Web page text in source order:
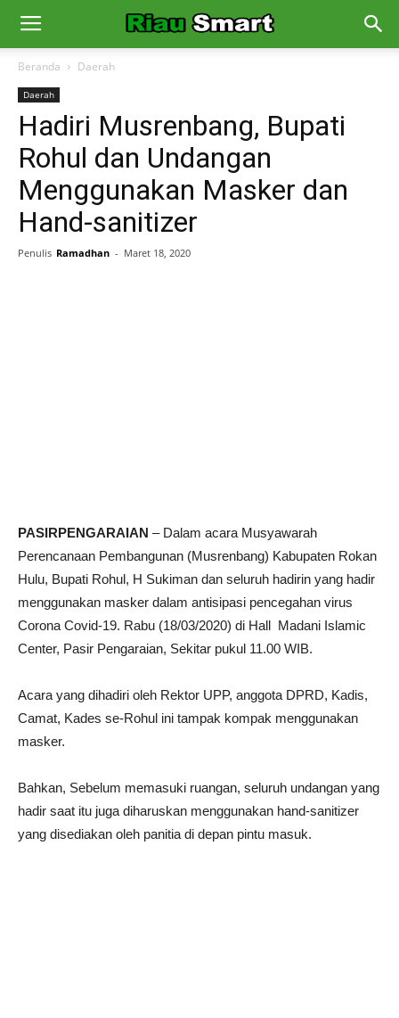
Beranda Daerah
Daerah
Hadiri Musrenbang, Bupati
Rohul dan Undangan
Menggunakan Masker dan
Hand-sanitizer
Penulis Ramadhan - Maret 18, 2020
PASIRPENGARAIAN – Dalam acara Musyawarah
Perencanaan Pembangunan (Musrenbang) Kabupaten Rokan
Hulu, Bupati Rohul, H Sukiman dan seluruh hadirin yang hadir
menggunakan masker dalam antisipasi pencegahan virus
Corona Covid-19. Rabu (18/03/2020) di Hall Madani Islamic
Center, Pasir Pengaraian, Sekitar pukul 11.00 WIB.
Acara yang dihadiri oleh Rektor UPP, anggota DPRD, Kadis,
Camat, Kades se-Rohul ini tampak kompak menggunakan
masker.
Bahkan, Sebelum memasuki ruangan, seluruh undangan yang
hadir saat itu juga diharuskan menggunakan hand-sanitizer
yang disediakan oleh panitia di depan pintu masuk.